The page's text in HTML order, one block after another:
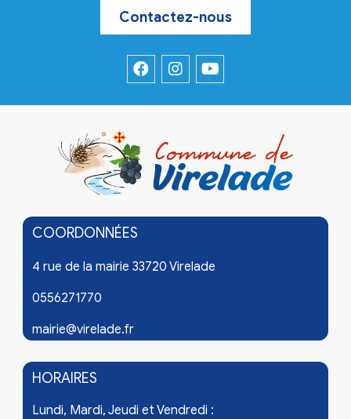
Contactez-nous
COORDONNÉES
4 rue de la mairie 33720 Virelade
0556271770
mairie@virelade.fr
HORAIRES
Lundi, Mardi, Jeudi et Vendredi :